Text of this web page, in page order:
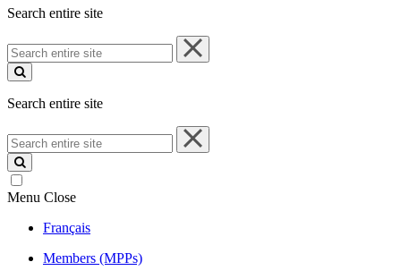
Search entire site
Search
entire
site
Search entire site
Search
entire
site
Menu Close
Français
Members (MPPs)